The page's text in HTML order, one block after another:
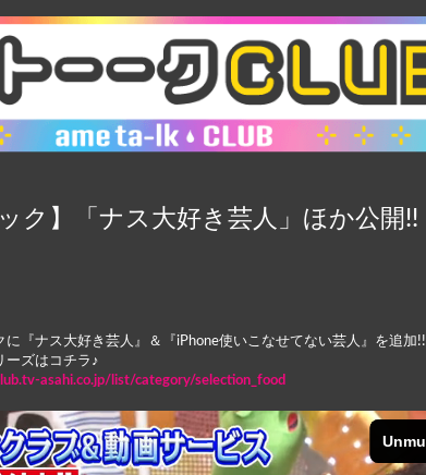
ク】「ナス大好き芸人」ほか公開!!
に『ナス大好き芸人』＆『iPhone使いこなせてない芸人』を追加!!
ーズはコチラ♪
asahi.co.jp/list/category/selection_food